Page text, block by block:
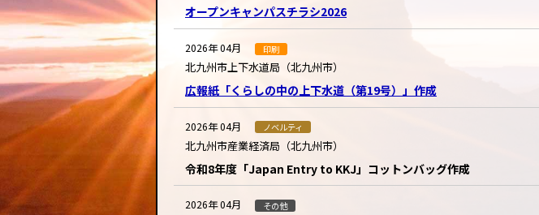
オープンキャンパスチラシ2026
2026年 04月 印刷
北九州市上下水道局（北九州市）
広報紙「くらしの中の上下水道（第19号）」作成
2026年 04月 ノベルティ
北九州市産業経済局（北九州市）
令和8年度「Japan Entry to KKJ」コットンバッグ作成
2026年 04月 その他